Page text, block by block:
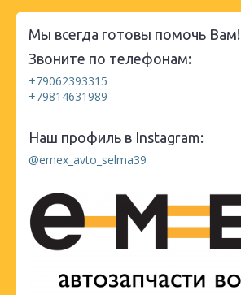
Мы всегда готовы помочь Вам!
Звоните по телефонам:
+79062393315
+79814631989
Наш профиль в Instagram:
@emex_avto_selma39